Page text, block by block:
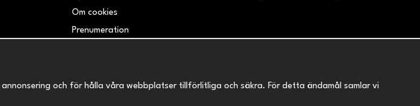
Om cookies
Prenumeration
och för hålla våra webbplatser tillförlitliga och säkra. För detta ändamål samlar vi